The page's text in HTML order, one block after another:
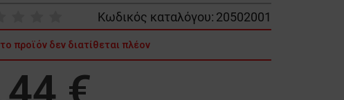
Κωδικός καταλόγου: 20502001
προϊόν δεν διατίθεται πλέον